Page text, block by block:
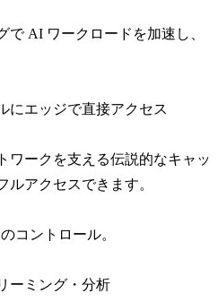
で AI ワークロードを加速し、
にエッジで直接アクセス
ワークを支える伝説的なキャッ
ルアクセスできます。
コントロール。
ーミング・分析